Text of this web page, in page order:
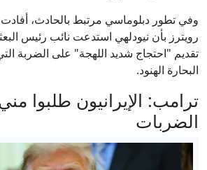
وفي تطور دبلوماسي مرتبط بالحادث، أفادت
رويترز بأن نيودلهي استدعت نائب رئيس
تقديم "احتجاج شديد اللهجة" على الضربة
البحارة الهنود.
ترامب: الإيرانيون طلبوا
الضربات